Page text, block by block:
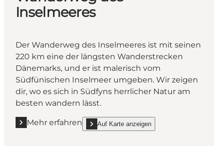
Inselmeeres
Der Wanderweg des Inselmeeres ist mit seinen
220 km eine der längsten Wanderstrecken
Dänemarks, und er ist malerisch vom
Südfünischen Inselmeer umgeben. Wir zeigen
dir, wo es sich in Südfyns herrlicher Natur am
besten wandern lässt.
Mehr erfahren
Mehr erfahren "Wanderweg des Inselmeeres"
Auf Karte anzeigen
show Wanderweg des Inselmeeres on_map